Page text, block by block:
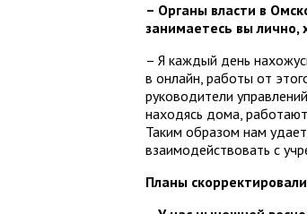
– Органы власти в
занимаетесь вы лично,
– Я каждый день
в онлайн, работы от
руководители
находясь дома,
Таким образом нам
взаимодействовать с
Планы скорректировали